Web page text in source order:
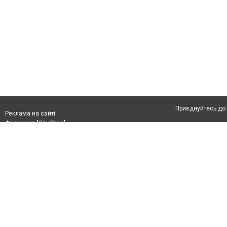
Реклама на сайті
Франшиза "CitySites"
Приєднуйтесь до